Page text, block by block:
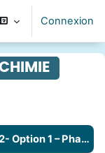
Connexion
S2- Option 1 – Pharmacochimie